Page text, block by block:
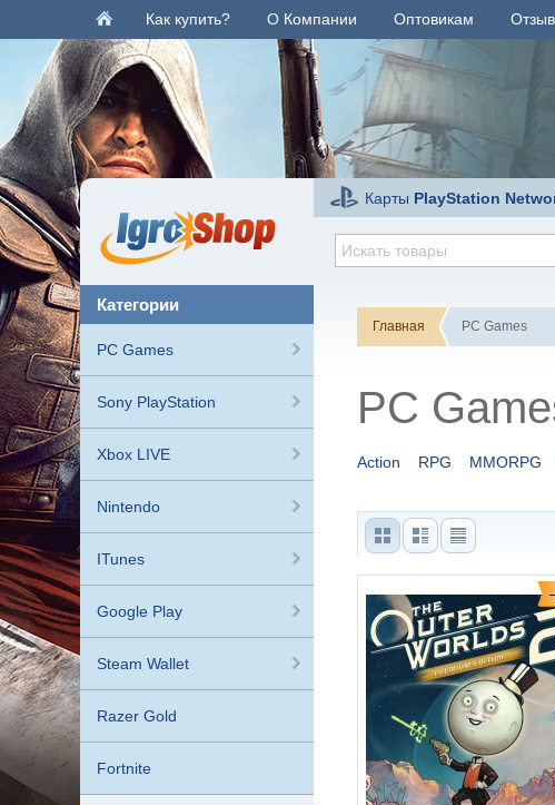
Как купить? О Компании Оптовикам
Карты PlayStation
категории
PC Games
Sony PlayStation
Xbox LIVE
Nintendo
ITunes
Google Play
Steam Wallet
Razer Gold
Fortnite
Главная PC Games
PC
Action RPG MMORPG